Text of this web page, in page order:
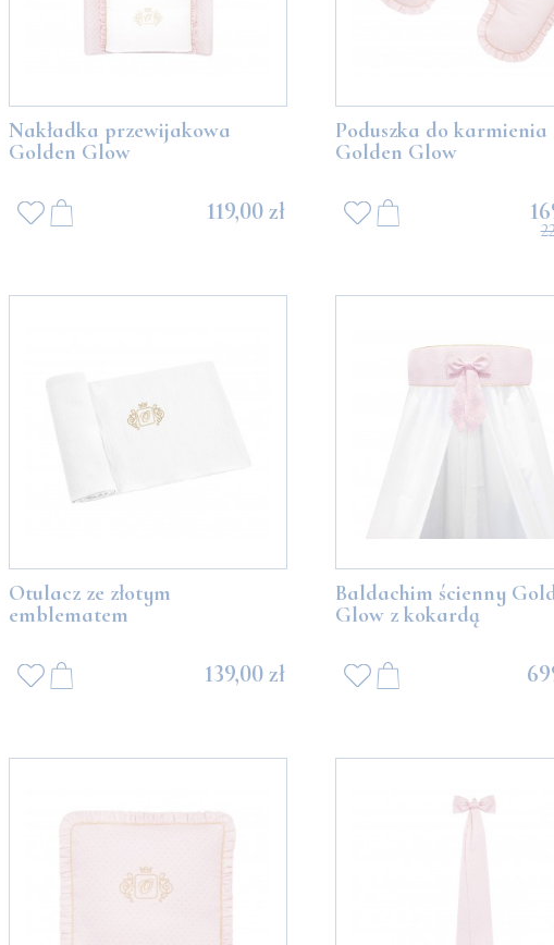
Nakładka przewijakowa
Golden Glow
119,00 zł
Poduszka do karmienia
Golden Glow
Otulacz ze złotym
emblematem
139,00 zł
Baldachim ścienny
Glow z kokardą